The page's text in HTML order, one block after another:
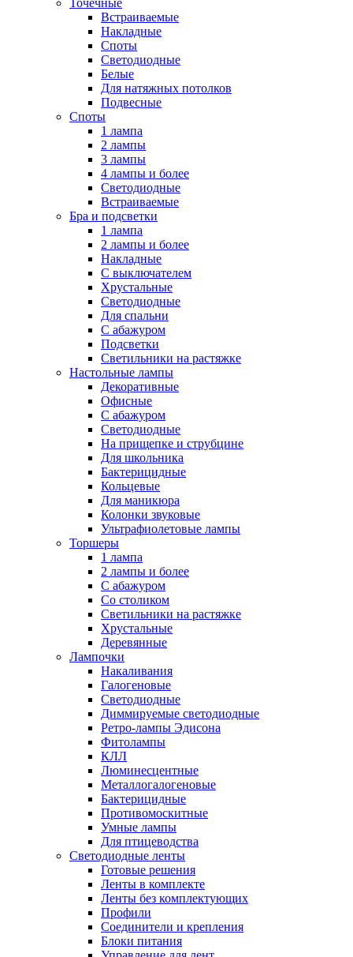
Встраиваемые
Накладные
Споты
Светодиодные
Белые
Для натяжных потолков
Подвесные
Споты
1 лампа
2 лампы
3 лампы
4 лампы и более
Светодиодные
Встраиваемые
Бра и подсветки
1 лампа
2 лампы и более
Накладные
С выключателем
Хрустальные
Светодиодные
Для спальни
С абажуром
Подсветки
Светильники на растяжке
Настольные лампы
Декоративные
Офисные
С абажуром
Светодиодные
На прищепке и струбцине
Для школьника
Бактерицидные
Кольцевые
Для маникюра
Колонки звуковые
Ультрафиолетовые лампы
Торшеры
1 лампа
2 лампы и более
С абажуром
Со столиком
Светильники на растяжке
Хрустальные
Деревянные
Лампочки
Накаливания
Галогеновые
Светодиодные
Диммируемые светодиодные
Ретро-лампы Эдисона
Фитолампы
КЛЛ
Люминесцентные
Металлогалогеновые
Бактерицидные
Противомоскитные
Умные лампы
Для птицеводства
Светодиодные ленты
Готовые решения
Ленты в комплекте
Ленты без комплектующих
Профили
Соединители и крепления
Блоки питания